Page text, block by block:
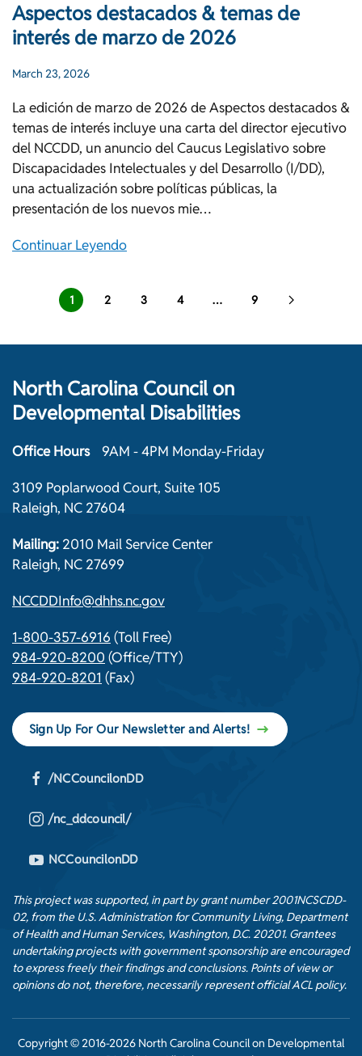
Aspectos destacados & temas de
interés de marzo de 2026
March 23, 2026
La edición de marzo de 2026 de Aspectos destacados &
temas de interés incluye una carta del director ejecutivo
del NCCDD, un anuncio del Caucus Legislativo sobre
Discapacidades Intelectuales y del Desarrollo (I/DD),
una actualización sobre políticas públicas, la
presentación de los nuevos mie…
Continuar Leyendo
1 2 3 4 … 9
North Carolina Council on
Developmental Disabilities
Office Hours 9AM - 4PM Monday-Friday
3109 Poplarwood Court, Suite 105
Raleigh, NC 27604
Mailing: 2010 Mail Service Center
Raleigh, NC 27699
NCCDDInfo@dhhs.nc.gov
1-800-357-6916 (Toll Free)
984-920-8200 (Office/TTY)
984-920-8201 (Fax)
Sign Up For Our Newsletter and Alerts!
/NCCouncilonDD
/nc_ddcouncil/
NCCouncilonDD
This project was supported, in part by grant number 2001NCSCDD-
02, from the U.S. Administration for Community Living, Department
of Health and Human Services, Washington, D.C. 20201. Grantees
undertaking projects with government sponsorship are encouraged
to express freely their findings and conclusions. Points of view or
opinions do not, therefore, necessarily represent official ACL policy.
Copyright © 2016-2026 North Carolina Council on Developmental